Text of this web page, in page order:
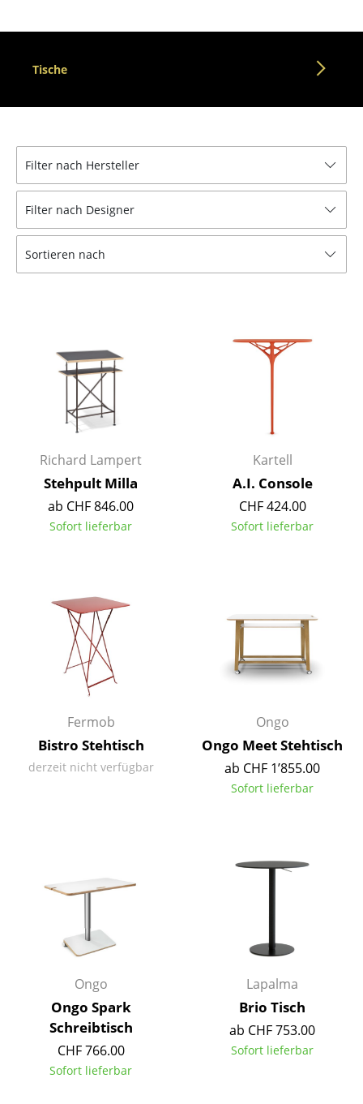
Bürodrehstühle
Konferenzstühle
Bürosessel
... alle Sitzmöbel
Tische
Schreibtische
Sekretäre & PC-Tische
Stehtische & Stehpulte
Kindertische
Einzelteile
... alle Tische
Aufbewahren
Bücherregale
Wandregale
Garderoben
Einzelteile
... alle Aufbewahrungsmöbel
Licht
Tische
Filter nach Hersteller
Filter nach Designer
Sortieren nach
Richard Lampert
Stehpult Milla
ab CHF 846.00
Sofort lieferbar
Kartell
A.I. Console
CHF 424.00
Sofort lieferbar
Fermob
Bistro Stehtisch
derzeit nicht verfügbar
Ongo
Ongo Meet Stehtisch
ab CHF 1’855.00
Sofort lieferbar
Ongo
Ongo Spark
Schreibtisch
CHF 766.00
Sofort lieferbar
Lapalma
Brio Tisch
ab CHF 753.00
Sofort lieferbar